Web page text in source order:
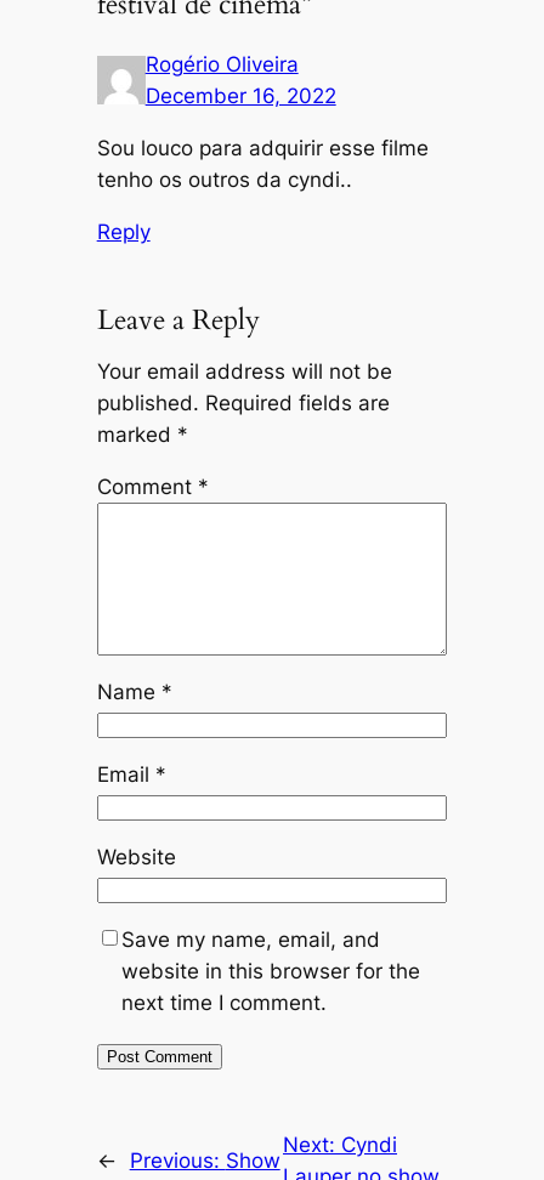
Rogério Oliveira
December 16, 2022
Sou louco para adquirir esse filme
tenho os outros da cyndi..
Reply
Leave a Reply
Your email address will not be
published. Required fields are
marked *
Comment *
Name *
Email *
Website
Save my name, email, and
website in this browser for the
next time I comment.
← Previous: Show
Next: Cyndi